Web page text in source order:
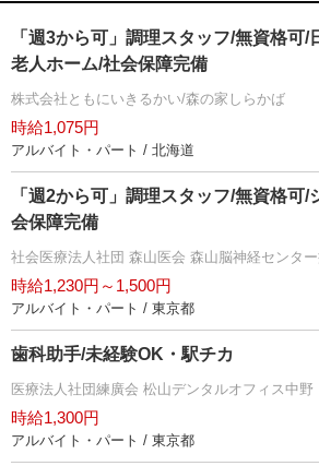
「週3から可」調理スタッフ/無資格可
老人ホーム/社会保障完備
株式会社ともにいきるかい/森の家しらかば
時給1,075円
アルバイト・パート / 北海道
「週2から可」調理スタッフ/無資格可/
会保障完備
社会医療法人社団 森山医会 森山脳神経センタ
時給1,230円～1,500円
アルバイト・パート / 東京都
歯科助手/未経験OK・駅チカ
医療法人社団練廣会 松山デンタルオフィス中野
時給1,300円
アルバイト・パート / 東京都